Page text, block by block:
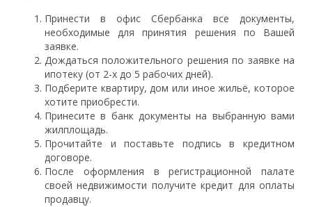
Принести в офис Сбербанка все документы,
необходимые для принятия решения по Вашей
заявке.
Дождаться положительного решения по заявке на
ипотеку (от 2-х до 5 рабочих дней).
Подберите квартиру, дом или иное жильё, которое
хотите приобрести.
Принесите в банк документы на выбранную вами
жилплощадь.
Прочитайте и поставьте подпись в кредитном
договоре.
После оформления в регистрационной палате
своей недвижимости получите кредит для оплаты
продавцу.